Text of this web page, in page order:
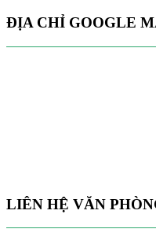
ĐỊA CHỈ GOOGLE
LIÊN HỆ VĂN